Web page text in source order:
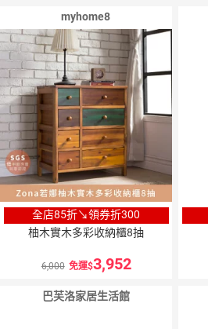
myhome8
全店85折↘領券折300
柚木實木多彩收納櫃8抽
6,000 免運 3,952
巴芙洛家居生活館